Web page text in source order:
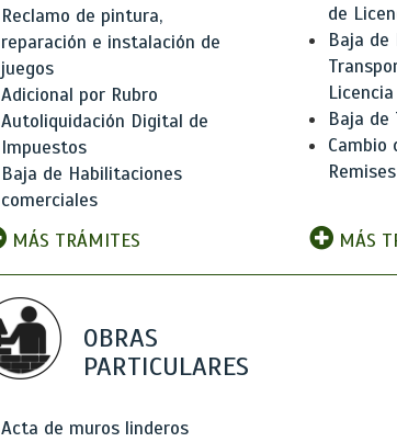
Reclamo de pintura,
reparación e instalación de
juegos
Adicional por Rubro
Autoliquidación Digital de
Impuestos
Baja de Habilitaciones
comerciales
MÁS TRÁMITES
de
Baja de
Licencia
Baja de
Cambio
Remises
MÁS
OBRAS
PARTICULARES
Acta de muros linderos